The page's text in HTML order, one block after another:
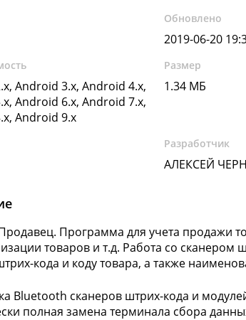
Обновлено
2019-06-20
Android 3.x, Android 4.x,
Android 6.x, Android 7.x,
Android 9.x
Размер
1.34 МБ
Разработчик
АЛЕКСЕЙ
Программа для учета продажи
товаров и т.д. Работа со
кода и коду товара, а также
Bluetooth сканеров штрих-кода и
полная замена терминала сбора